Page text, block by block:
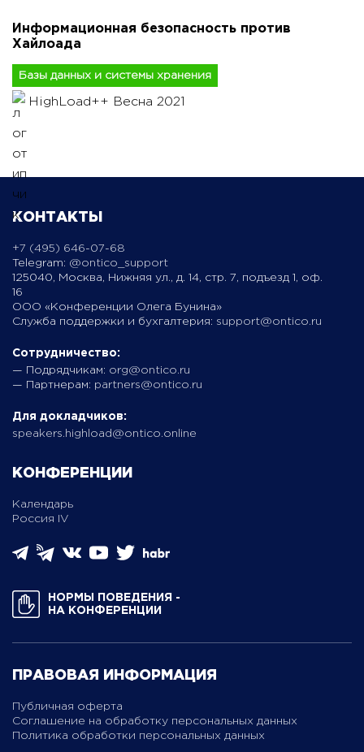
Информационная безопасность против
Хайлоада
Базы данных и системы хранения
HighLoad++ Весна 2021
КОНТАКТЫ
+7 (495) 646-07-68
Telegram: @ontico_support
125040, Москва, Нижняя ул., д. 14, стр. 7, подъезд 1, оф.
16
ООО «Конференции Олега Бунина»
Служба поддержки и бухгалтерия: support@ontico.ru
Сотрудничество:
— Подрядчикам: org@ontico.ru
— Партнерам: partners@ontico.ru
Для докладчиков:
speakers.highload@ontico.online
КОНФЕРЕНЦИИ
Календарь
Россия IV
НОРМЫ ПОВЕДЕНИЯ ­
НА КОНФЕРЕНЦИИ
ПРАВОВАЯ ИНФОРМАЦИЯ
Публичная оферта
Соглашение на обработку персональных данных
Политика обработки персональных данных